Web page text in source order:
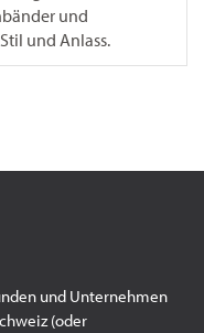
und
und Anlass.
und Unternehmen
(oder